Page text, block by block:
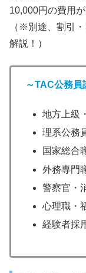
10,000円の費用
（※別途、割引
解説！）
～TAC公務員
地方上級
理系公務
国家総合
外務専門
警察官・
心理職・
経験者採